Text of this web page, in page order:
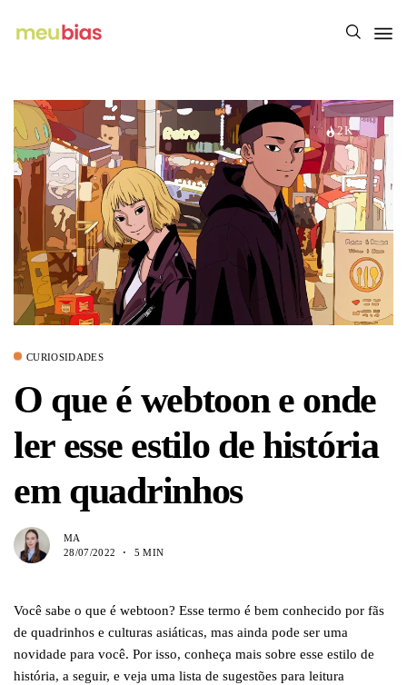
2K
CURIOSIDADES
O que é webtoon e onde
ler esse estilo de história
em quadrinhos
MA
28/07/2022
5 MIN
Você sabe o que é webtoon? Esse termo é bem conhecido por fãs
de quadrinhos e culturas asiáticas, mas ainda pode ser uma
novidade para você. Por isso, conheça mais sobre esse estilo de
história, a seguir, e veja uma lista de sugestões para leitura